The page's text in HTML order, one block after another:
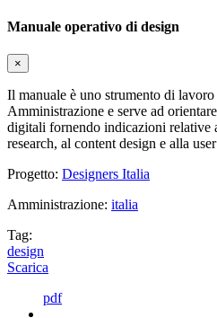
Manuale operativo di design
×
Il manuale è uno strumento di
Amministrazione e serve ad
digitali fornendo indicazioni relative
research, al content design e alla
Progetto: Designers Italia
Amministrazione: italia
Tag:
design
Scarica
pdf